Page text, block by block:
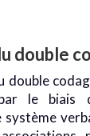
double
double
le biais
système